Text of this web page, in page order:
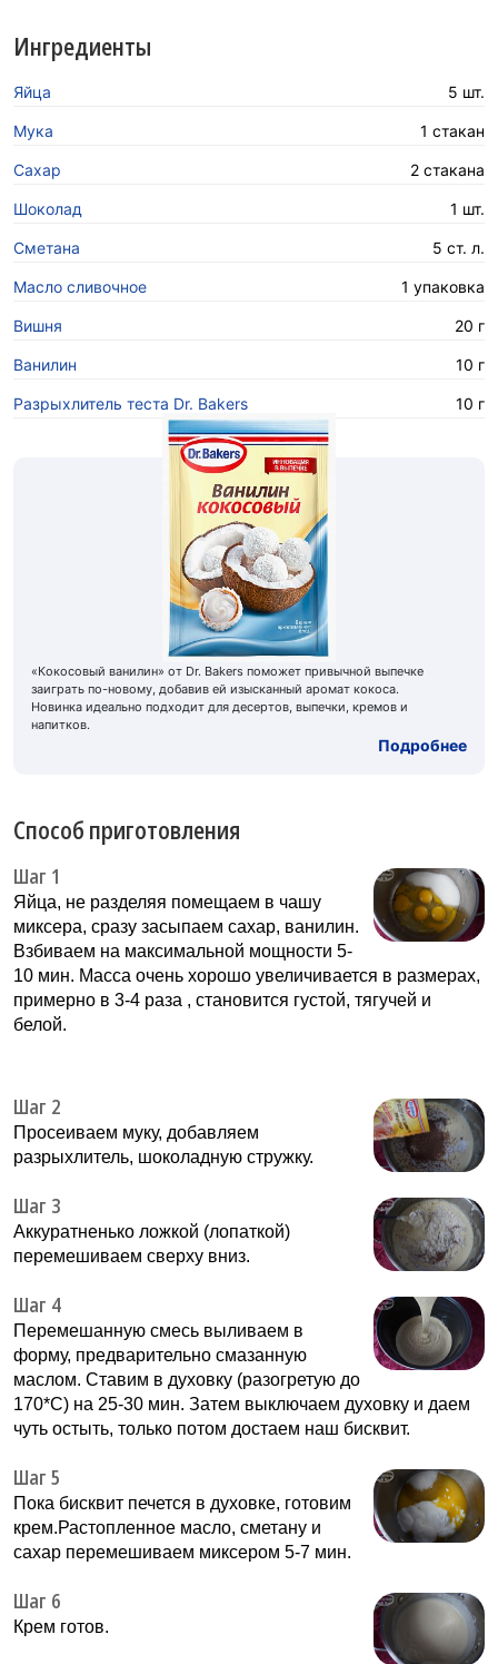
Ингредиенты
Яйца 5 шт.
Мука 1 стакан
Сахар 2 стакана
Шоколад 1 шт.
Сметана 5 ст. л.
Масло сливочное 1 упаковка
Вишня 20 г
Ванилин 10 г
Разрыхлитель теста Dr. Bakers 10 г
«Кокосовый ванилин» от Dr. Bakers поможет привычной выпечке
заиграть по-новому, добавив ей изысканный аромат кокоса.
Новинка идеально подходит для десертов, выпечки, кремов и
напитков.
Подробнее
Способ приготовления
Шаг 1
Яйца, не разделяя помещаем в чашу
миксера, сразу засыпаем сахар, ванилин.
Взбиваем на максимальной мощности 5-
10 мин. Масса очень хорошо увеличивается в размерах,
примерно в 3-4 раза , становится густой, тягучей и
белой.
Шаг 2
Просеиваем муку, добавляем
разрыхлитель, шоколадную стружку.
Шаг 3
Аккуратненько ложкой (лопаткой)
перемешиваем сверху вниз.
Шаг 4
Перемешанную смесь выливаем в
форму, предварительно смазанную
маслом. Ставим в духовку (разогретую до
170*С) на 25-30 мин. Затем выключаем духовку и даем
чуть остыть, только потом достаем наш бисквит.
Шаг 5
Пока бисквит печется в духовке, готовим
крем.Растопленное масло, сметану и
сахар перемешиваем миксером 5-7 мин.
Шаг 6
Крем готов.